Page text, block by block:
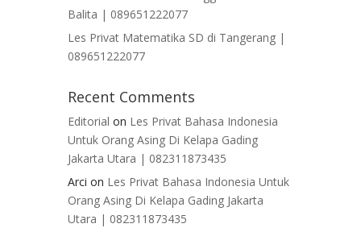
Balita | 089651222077
Les Privat Matematika SD di Tangerang |
089651222077
Recent Comments
Editorial on Les Privat Bahasa Indonesia
Untuk Orang Asing Di Kelapa Gading
Jakarta Utara | 082311873435
Arci on Les Privat Bahasa Indonesia Untuk
Orang Asing Di Kelapa Gading Jakarta
Utara | 082311873435